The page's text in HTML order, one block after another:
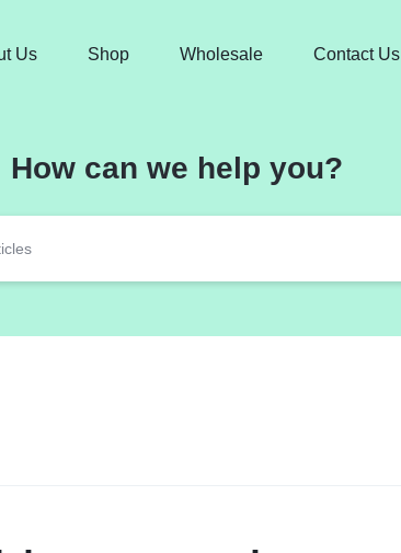
Us Shop Wholesale Contact Us
How can we help you?